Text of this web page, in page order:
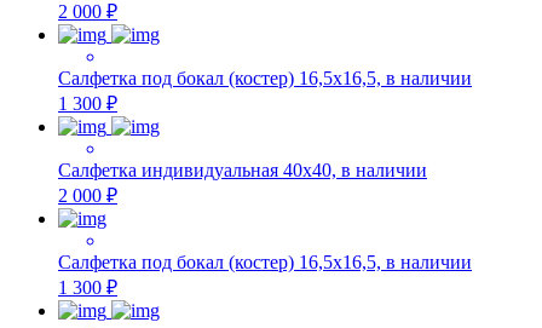
2 000 ₽
Салфетка под бокал (костер) 16,5х16,5, в наличии
1 300 ₽
Салфетка индивидуальная 40х40, в наличии
2 000 ₽
Салфетка под бокал (костер) 16,5х16,5, в наличии
1 300 ₽